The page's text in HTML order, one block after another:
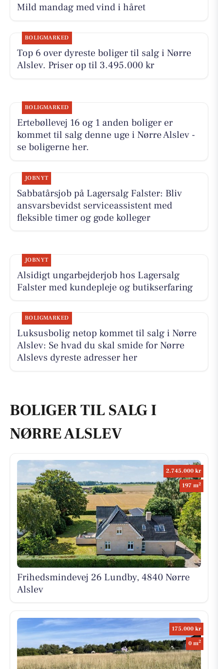
Mild mandag med vind i håret
BOLIGMARKED
Top 6 over dyreste boliger til salg i Nørre
Alslev. Priser op til 3.495.000 kr
BOLIGMARKED
Ertebøllevej 16 og 1 anden boliger er
kommet til salg denne uge i Nørre Alslev -
se boligerne her.
JOBNYT
Sabbatårsjob på Lagersalg Falster: Bliv
ansvarsbevidst serviceassistent med
fleksible timer og gode kolleger
JOBNYT
Alsidigt ungarbejderjob hos Lagersalg
Falster med kundepleje og butikserfaring
BOLIGMARKED
Luksusbolig netop kommet til salg i Nørre
Alslev: Se hvad du skal smide for Nørre
Alslevs dyreste adresser her
BOLIGER TIL SALG I
NØRRE ALSLEV
2.745.000 kr
197 m2
Frihedsmindevej 26 Lundby, 4840 Nørre
Alslev
175.000 kr
0 m2